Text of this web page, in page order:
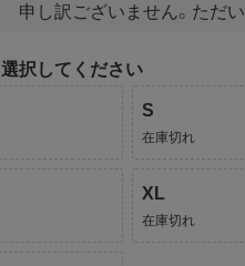
申し訳ございません。ただ
選択してください
S
在庫切れ
XL
在庫切れ